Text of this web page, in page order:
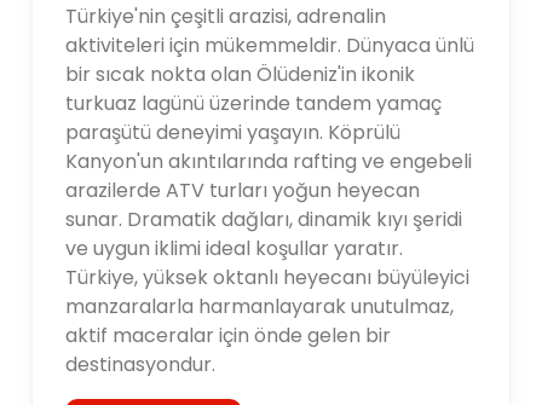
Türkiye'nin çeşitli arazisi, adrenalin
aktiviteleri için mükemmeldir. Dünyaca ünlü
bir sıcak nokta olan Ölüdeniz'in ikonik
turkuaz lagünü üzerinde tandem yamaç
paraşütü deneyimi yaşayın. Köprülü
Kanyon'un akıntılarında rafting ve engebeli
arazilerde ATV turları yoğun heyecan
sunar. Dramatik dağları, dinamik kıyı şeridi
ve uygun iklimi ideal koşullar yaratır.
Türkiye, yüksek oktanlı heyecanı büyüleyici
manzaralarla harmanlayarak unutulmaz,
aktif maceralar için önde gelen bir
destinasyondur.